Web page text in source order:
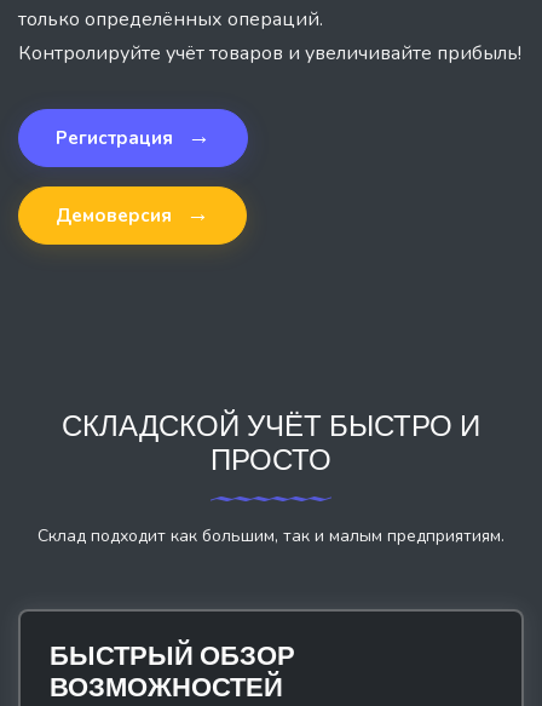
только определённых операций.
Контролируйте учёт товаров и увеличивайте прибыль!
Регистрация →
Демоверсия →
СКЛАДСКОЙ УЧЁТ БЫСТРО И
ПРОСТО
Склад подходит как большим, так и малым предприятиям.
БЫСТРЫЙ ОБЗОР
ВОЗМОЖНОСТЕЙ